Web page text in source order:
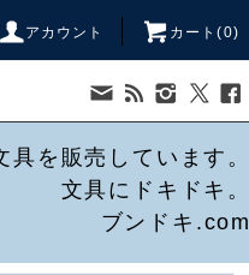
アカウント カート(0)
を販売しています。
文具にドキドキ。
ブンドキ.com